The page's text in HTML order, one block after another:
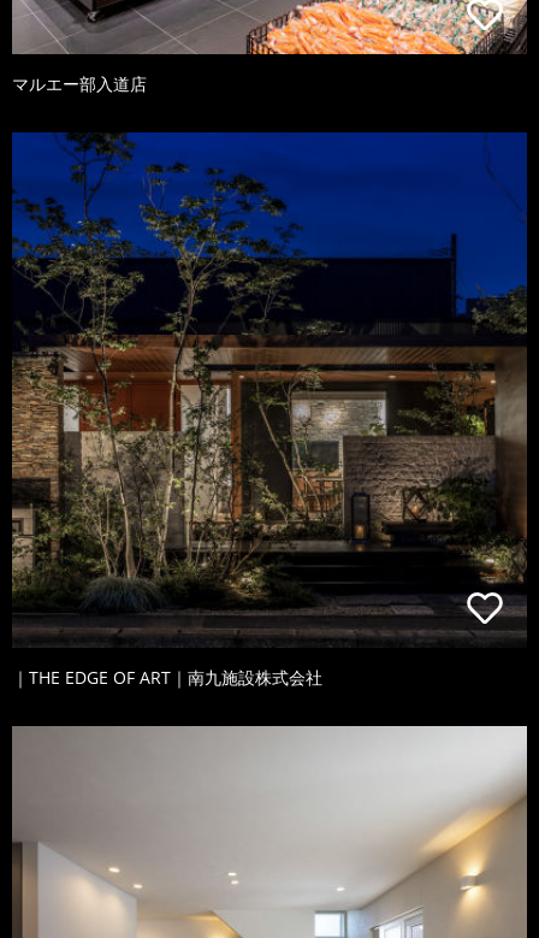
マルエー部入道店
｜THE EDGE OF ART｜南九施設株式会社